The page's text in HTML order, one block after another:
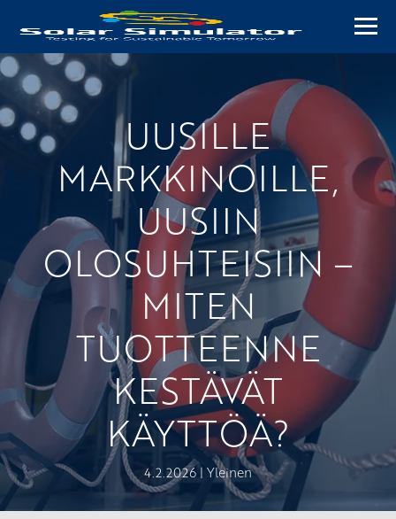
UUSILLE
MARKKINOILLE,
UUSIIN
OLOSUHTEISIIN –
MITEN
TUOTTEENNE
KESTÄVÄT
KÄYTTÖÄ?
4.2.2026 | Yleinen